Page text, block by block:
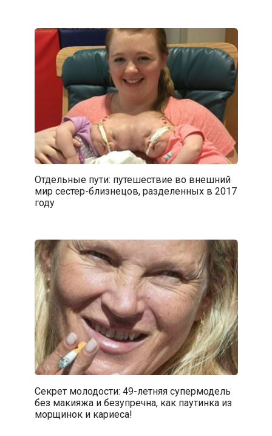
Отдельные пути: путешествие во внешний
мир сестер-близнецов, разделенных в 2017
году
Секрет молодости: 49-летняя супермодель
без макияжа и безупречна, как паутинка из
морщинок и кариеса!